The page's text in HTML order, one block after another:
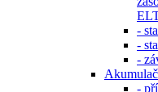
-
-
-
-